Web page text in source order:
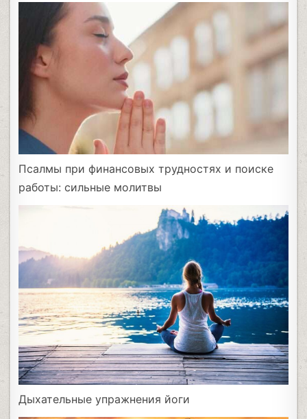
Псалмы при финансовых трудностях и поиске
работы: сильные молитвы
Дыхательные упражнения йоги